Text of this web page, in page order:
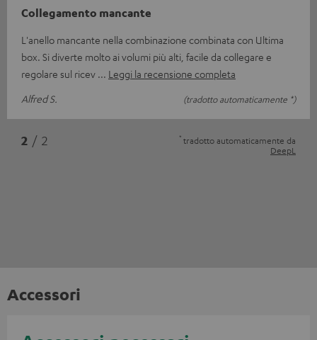
Collegamento mancante
L'anello mancante nella combinazione combinata con Ultima
box. Si diverte molto ai volumi più alti, facile da collegare e
regolare sul ricev
Leggi la recensione completa
Alfred S.
(tradotto automaticamente *)
2 / 2 * tradotto automaticamente da
DeepL
Accessori